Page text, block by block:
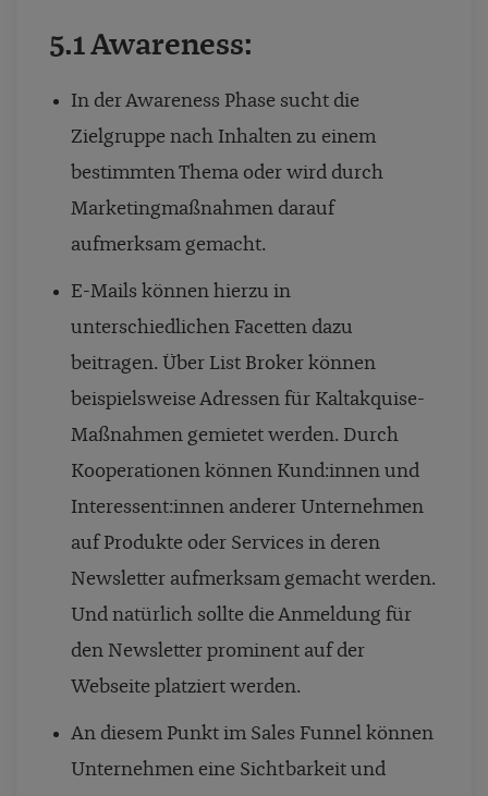
5.1 Awareness:
In der Awareness Phase sucht die
Zielgruppe nach Inhalten zu einem
bestimmten Thema oder wird durch
Marketingmaßnahmen darauf
aufmerksam gemacht.
E-Mails können hierzu in
unterschiedlichen Facetten dazu
beitragen. Über List Broker können
beispielsweise Adressen für Kaltakquise-
Maßnahmen gemietet werden. Durch
Kooperationen können Kund:innen und
Interessent:innen anderer Unternehmen
auf Produkte oder Services in deren
Newsletter aufmerksam gemacht werden.
Und natürlich sollte die Anmeldung für
den Newsletter prominent auf der
Webseite platziert werden.
An diesem Punkt im Sales Funnel können
Unternehmen eine Sichtbarkeit und